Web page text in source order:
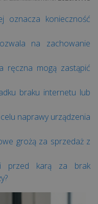
oznacza konieczność
na zachowanie
ręczna mogą zastąpić
braku internetu lub
naprawy urządzenia
grożą za sprzedaż z
przed karą za brak